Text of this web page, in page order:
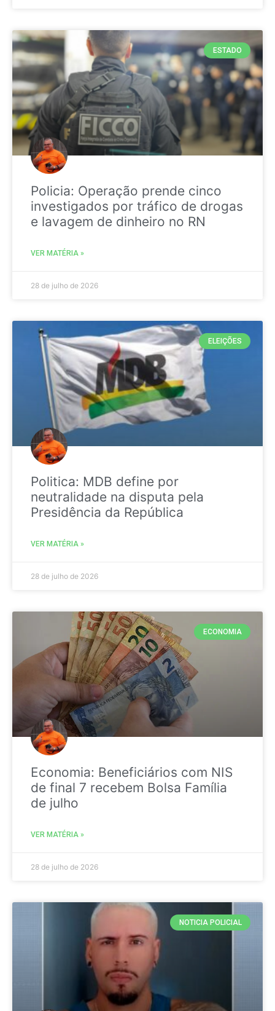
ESTADO
Policia: Operação prende cinco
investigados por tráfico de drogas
e lavagem de dinheiro no RN
VER MATÉRIA »
28 de julho de 2026
ELEIÇÕES
Politica: MDB define por
neutralidade na disputa pela
Presidência da República
VER MATÉRIA »
28 de julho de 2026
ECONOMIA
Economia: Beneficiários com NIS
de final 7 recebem Bolsa Família
de julho
VER MATÉRIA »
28 de julho de 2026
NOTICIA POLICIAL